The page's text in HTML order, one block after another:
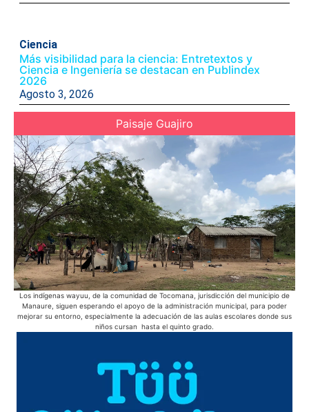
Ciencia
Más visibilidad para la ciencia: Entretextos y
Ciencia e Ingeniería se destacan en Publindex
2026
Agosto 3, 2026
Paisaje Guajiro
Los indígenas wayuu, de la comunidad de Tocomana, jurisdicción del municipio de
Manaure, siguen esperando el apoyo de la administración municipal, para poder
mejorar su entorno, especialmente la adecuación de las aulas escolares donde sus
niños cursan hasta el quinto grado.